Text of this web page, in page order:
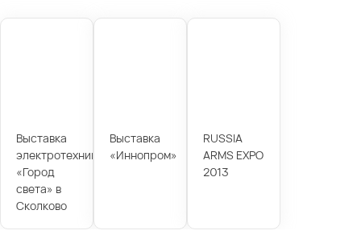
Выставка
электротехники
«Город
света» в
Сколково
Выставка
«Иннопром»
RUSSIA
ARMS EXPO
2013